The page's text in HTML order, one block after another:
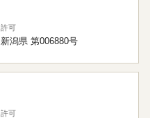
許可
新潟県 第006880号
許可